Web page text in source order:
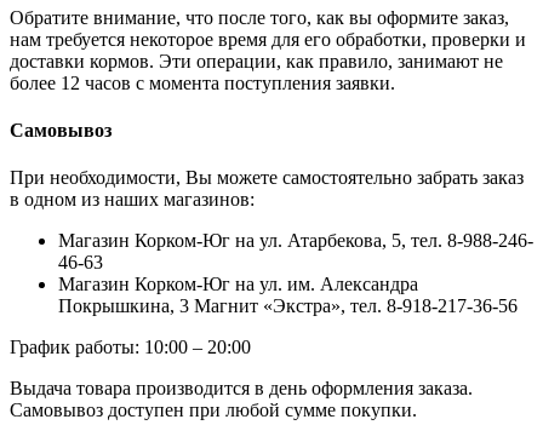
Обратите внимание, что после того, как вы оформите заказ,
нам требуется некоторое время для его обработки, проверки и
доставки кормов. Эти операции, как правило, занимают не
более 12 часов с момента поступления заявки.
Самовывоз
При необходимости, Вы можете самостоятельно забрать заказ
в одном из наших магазинов:
Магазин Корком-Юг на ул. Атарбекова, 5, тел. 8-988-246-
46-63
Магазин Корком-Юг на ул. им. Александра
Покрышкина, 3 Магнит «Экстра», тел. 8-918-217-36-56
График работы: 10:00 – 20:00
Выдача товара производится в день оформления заказа.
Самовывоз доступен при любой сумме покупки.